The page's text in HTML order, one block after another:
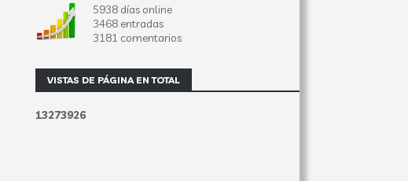
5938 días online
3468 entradas
3181 comentarios
VISTAS DE PÁGINA EN TOTAL
13273926